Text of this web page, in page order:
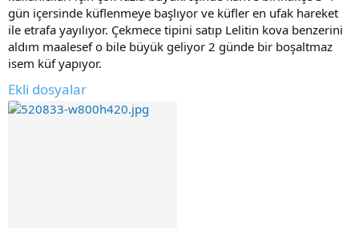
gün içersinde küflenmeye başlıyor ve küfler en ufak hareket
ile etrafa yayılıyor. Çekmece tipini satıp Lelitin kova benzerini
aldım maalesef o bile büyük geliyor 2 günde bir boşaltmaz
isem küf yapıyor.
Ekli dosyalar